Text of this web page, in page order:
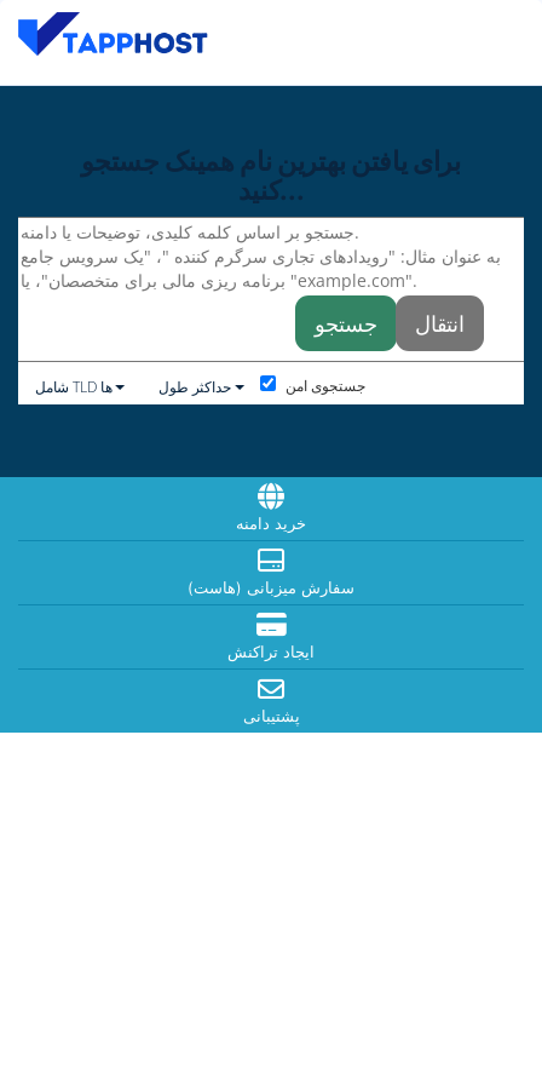
برای یافتن بهترین نام همینک جستجو
کنید...
شامل TLD ها حداکثر طول جستجوی امن
خرید دامنه
سفارش میزبانی (هاست)
ایجاد تراکنش
پشتیبانی